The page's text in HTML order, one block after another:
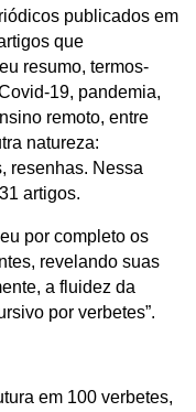
publicados em
que
resumo, termos-
19, pandemia,
remoto, entre
natureza:
resenhas. Nessa
artigos.
por completo os
revelando suas
a fluidez da
por verbetes”.
em 100 verbetes,